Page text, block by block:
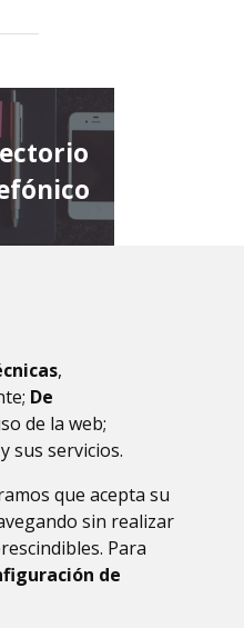
,
De
de la web;
sus servicios.
que acepta su
sin realizar
Para
de
de